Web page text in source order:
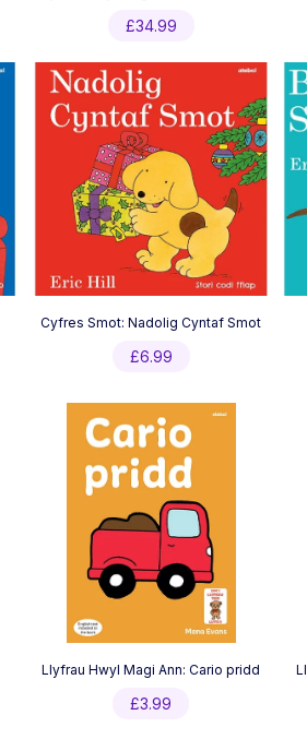
£34.99
Cyfres Smot: Nadolig Cyntaf Smot
£6.99
Llyfrau Hwyl Magi Ann: Cario pridd
£3.99